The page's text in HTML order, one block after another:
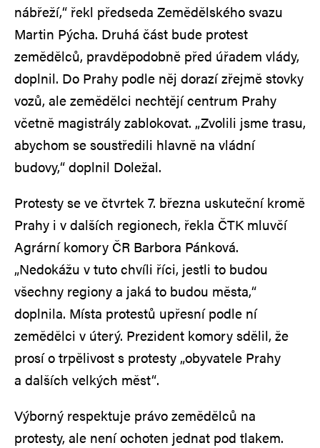
nábřeží,“ řekl předseda Zemědělského svazu
Martin Pýcha. Druhá část bude protest
zemědělců, pravděpodobně před úřadem vlády,
doplnil. Do Prahy podle něj dorazí zřejmě stovky
vozů, ale zemědělci nechtějí centrum Prahy
včetně magistrály zablokovat. „Zvolili jsme trasu,
abychom se soustředili hlavně na vládní
budovy,“ doplnil Doležal.
Protesty se ve čtvrtek 7. března uskuteční kromě
Prahy i v dalších regionech, řekla ČTK mluvčí
Agrární komory ČR Barbora Pánková.
„Nedokážu v tuto chvíli říci, jestli to budou
všechny regiony a jaká to budou města,“
doplnila. Místa protestů upřesní podle ní
zemědělci v úterý. Prezident komory sdělil, že
prosí o trpělivost s protesty „obyvatele Prahy
a dalších velkých měst“.
Výborný respektuje právo zemědělců na
protesty, ale není ochoten jednat pod tlakem.